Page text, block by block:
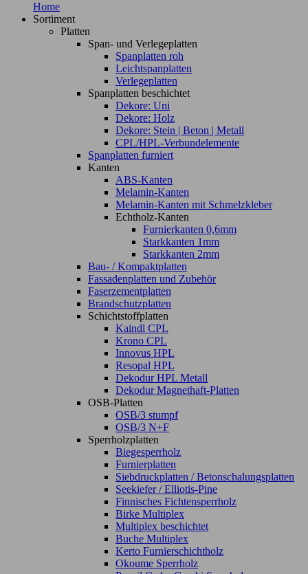
Home
Sortiment
Platten
Span- und Verlegeplatten
Spanplatten roh
Leichtspanplatten
Verlegeplatten
Spanplatten beschichtet
Dekore: Uni
Dekore: Holz
Dekore: Stein | Beton | Metall
CPL/HPL-Verbundelemente
Spanplatten furniert
Kanten
ABS-Kanten
Melamin-Kanten
Melamin-Kanten mit Schmelzkleber
Echtholz-Kanten
Furnierkanten 0,6mm
Starkkanten 1mm
Starkkanten 2mm
Bau- / Kompaktplatten
Fassadenplatten und Zubehör
Faserzementplatten
Brandschutzplatten
Schichtstoffplatten
Kaindl CPL
Krono CPL
Innovus HPL
Resopal HPL
Dekodur HPL Metall
Dekodur Magnethaft-Platten
OSB-Platten
OSB/3 stumpf
OSB/3 N+F
Sperrholzplatten
Biegesperrholz
Furnierplatten
Siebdruckplatten / Betonschalungsplatten
Seekiefer / Elliotis-Pine
Finnisches Fichtensperrholz
Birke Multiplex
Multiplex beschichtet
Buche Multiplex
Kerto Furnierschichtholz
Okoume Sperrholz